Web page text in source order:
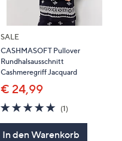
SALE
CASHMASOFT Pullover
Rundhalsausschnitt
Cashmeregriff Jacquard
€ 24,99
5.0
von
5
(1)
In den Warenkorb